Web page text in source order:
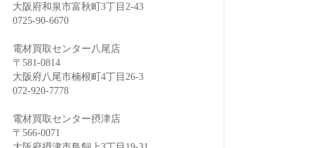
大阪府和泉市富秋町3丁目2-43
0725-90-6670
電材買取センター八尾店
〒581-0814
大阪府八尾市楠根町4丁目26-3
072-920-7778
電材買取センター摂津店
〒566-0071